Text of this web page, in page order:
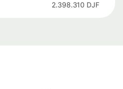
2.398.310 DJF